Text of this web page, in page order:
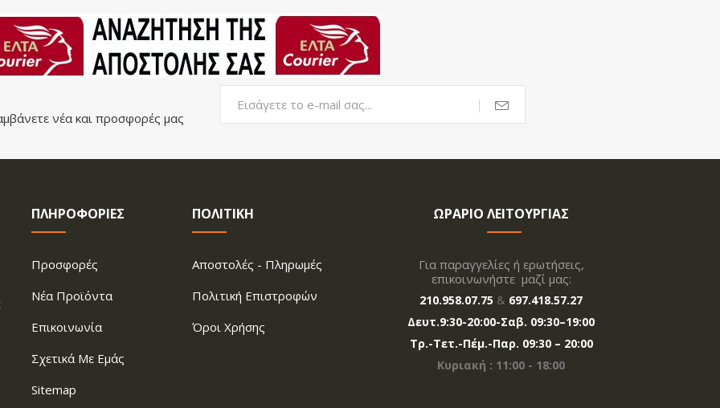
νέα και προσφορές μας
ΠΛΗΡΟΦΟΡΙΕΣ
Προσφορές
Νέα Προϊόντα
Επικοινωνία
Σχετικά Με Εμάς
Sitemap
ΠΟΛΙΤΙΚΗ
Aποστολές - Πληρωμές
Πολιτική Επιστροφών
Όροι Xρήσης
ΩΡΑΡΙΟ ΛΕΙΤΟΥΡΓΙΑΣ
Για παραγγελίες ή ερωτήσεις,
επικοινωνήστε μαζί μας:
210.958.07.75 & 697.418.57.27
Δευτ.9:30-20:00-Σαβ. 09:30–19:00
Tρ.-Τετ.-Πέμ.-Παρ. 09:30 – 20:00
Κυριακή : 11:00 - 18:00